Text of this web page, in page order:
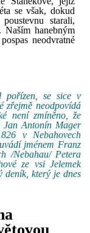
se však, dokud
starali,
hanebným
neodvratné
pořízen, se sice v
zřejmě neodpovídá
není zmíněno, že
Jan Antonín Mager
v Nebahovech
jménem Franz
/Nebahau/ Petera
ze vsi Jelemek
deník, který je dnes